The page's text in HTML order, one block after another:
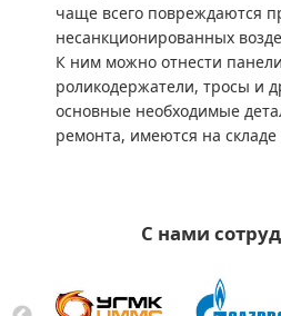
чаще всего повреждаются
несанкционированных
К ним можно отнести
роликодержатели, тросы и
основные необходимые
ремонта, имеются на складе
С нами